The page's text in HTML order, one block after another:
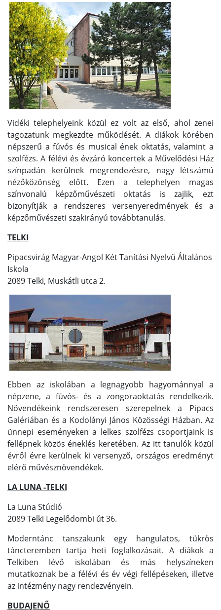
Vidéki telephelyeink közül ez volt az első, ahol zenei
tagozatunk megkezdte működését. A diákok körében
népszerű a fúvós és musical ének oktatás, valamint a
szolfézs. A félévi és évzáró koncertek a Művelődési Ház
színpadán kerülnek megrendezésre, nagy létszámú
nézőközönség előtt. Ezen a telephelyen magas
színvonalú képzőművészeti oktatás is zajlik, ezt
bizonyítják a rendszeres versenyeredmények és a
képzőművészeti szakirányú továbbtanulás.
TELKI
Pipacsvirág Magyar-Angol Két Tanítási Nyelvű Általános
Iskola
2089 Telki, Muskátli utca 2.
Ebben az iskolában a legnagyobb hagyománnyal a
népzene, a fúvós- és a zongoraoktatás rendelkezik.
Növendékeink rendszeresen szerepelnek a Pipacs
Galériában és a Kodolányi János Közösségi Házban. Az
ünnepi eseményeken a lelkes szolfézs csoportjaink is
fellépnek közös éneklés keretében. Az itt tanulók közül
évről évre kerülnek ki versenyző, országos eredményt
elérő művésznövendékek.
LA LUNA -TELKI
La Luna Stúdió
2089 Telki Legelődombi út 36.
Moderntánc tanszakunk egy hangulatos, tükrös
táncteremben tartja heti foglalkozásait. A diákok a
Telkiben lévő iskolában és más helyszíneken
mutatkoznak be a félévi és év végi fellépéseken, illetve
az intézmény nagy rendezvényein.
BUDAJENŐ